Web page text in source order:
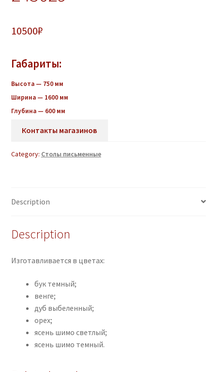
10500₽
Габариты:
Высота — 750 мм
Ширина — 1600 мм
Глубина — 600 мм
Контакты магазинов
Category: Столы письменные
Description
Description
Изготавливается в цветах:
бук темный;
венге;
дуб выбеленный;
орех;
ясень шимо светлый;
ясень шимо темный.